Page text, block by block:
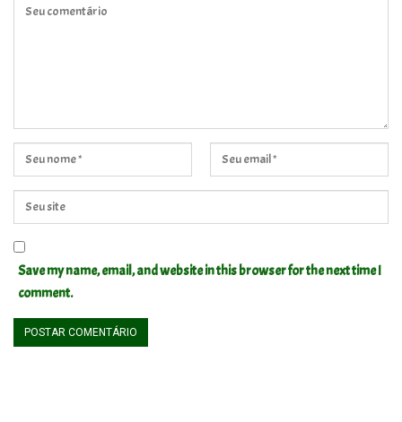
Save my name, email, and website in this browser for the next time I
comment.